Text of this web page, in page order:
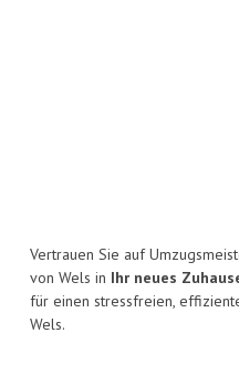
Vertrauen Sie auf
von Wels in Ihr neues
für einen stressfreien,
Wels.